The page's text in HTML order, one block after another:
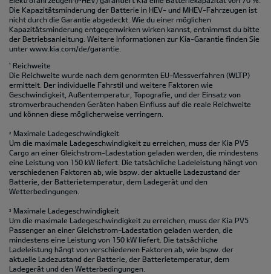
Die Kapazitätsminderung der Batterie in HEV- und MHEV-Fahrzeugen ist
nicht durch die Garantie abgedeckt. Wie du einer möglichen
Kapazitätsminderung entgegenwirken wirken kannst, entnimmst du bitte
der Betriebsanleitung. Weitere Informationen zur Kia-Garantie finden Sie
unter www.kia.com/de/garantie.
¹ Reichweite
Die Reichweite wurde nach dem genormten EU-Messverfahren (WLTP)
ermittelt. Der individuelle Fahrstil und weitere Faktoren wie
Geschwindigkeit, Außentemperatur, Topografie‚ und der Einsatz von
stromverbrauchenden Geräten haben Einfluss auf die reale Reichweite
und können diese möglicherweise verringern.
2
Maximale Ladegeschwindigkeit
Um die maximale Ladegeschwindigkeit zu erreichen, muss der Kia PV5
Cargo an einer Gleichstrom-Ladestation geladen werden, die mindestens
eine Leistung von 150 kW liefert. Die tatsächliche Ladeleistung hängt von
verschiedenen Faktoren ab, wie bspw. der aktuelle Ladezustand der
Batterie, der Batterietemperatur, dem Ladegerät und den
Wetterbedingungen.
3
Maximale Ladegeschwindigkeit
Um die maximale Ladegeschwindigkeit zu erreichen, muss der Kia PV5
Passenger an einer Gleichstrom-Ladestation geladen werden, die
mindestens eine Leistung von 150 kW liefert. Die tatsächliche
Ladeleistung hängt von verschiedenen Faktoren ab, wie bspw. der
aktuelle Ladezustand der Batterie, der Batterietemperatur, dem
Ladegerät und den Wetterbedingungen.